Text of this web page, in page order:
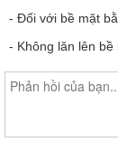
- Đối với bề mặt
- Không lăn lên bề